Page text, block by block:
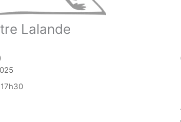
Lalande